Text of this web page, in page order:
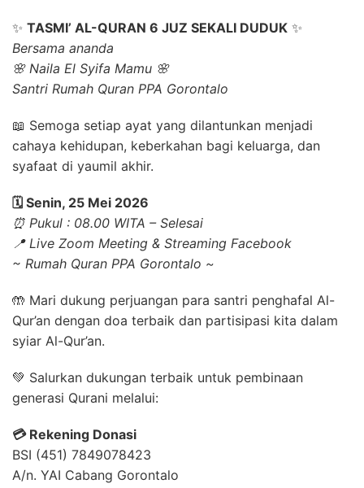
✨ TASMI’ AL-QURAN 6 JUZ SEKALI DUDUK ✨
Bersama ananda
🌸 Naila El Syifa Mamu 🌸
Santri Rumah Quran PPA Gorontalo
📖 Semoga setiap ayat yang dilantunkan menjadi
cahaya kehidupan, keberkahan bagi keluarga, dan
syafaat di yaumil akhir.
🗓️ Senin, 25 Mei 2026
⏰ Pukul : 08.00 WITA – Selesai
📍 Live Zoom Meeting & Streaming Facebook
~ Rumah Quran PPA Gorontalo ~
🤲 Mari dukung perjuangan para santri penghafal Al-
Qur’an dengan doa terbaik dan partisipasi kita dalam
syiar Al-Qur’an.
💚 Salurkan dukungan terbaik untuk pembinaan
generasi Qurani melalui:
💳 Rekening Donasi
BSI (451) 7849078423
A/n. YAI Cabang Gorontalo